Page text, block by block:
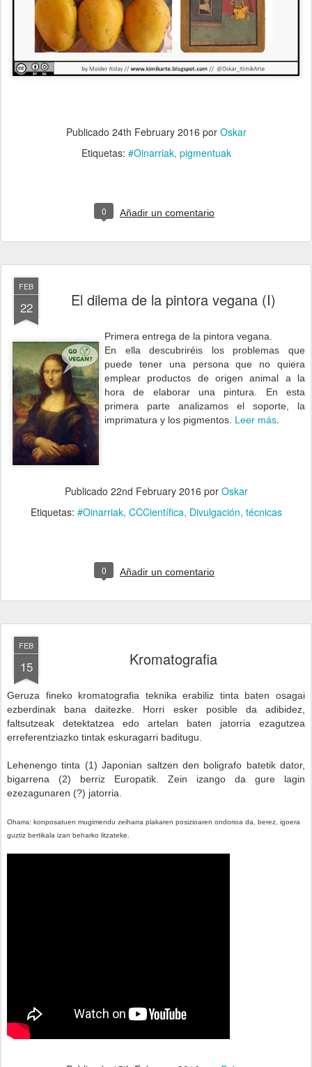
Publicado 24th February 2016 por Oskar
Etiquetas: #Oinarriak pigmentuak
0 Añadir un comentario
FEB
22 El dilema de la pintora vegana (I)
Primera entrega de la pintora vegana.
En ella descubriréis los problemas que
puede tener una persona que no quiera
emplear productos de origen animal a la
hora de elaborar una pintura. En esta
primera parte analizamos el soporte, la
imprimatura y los pigmentos. Leer más
Publicado 22nd February 2016 por Oskar
Etiquetas: #Oinarriak CCCientífica Divulgación técnicas
0 Añadir un comentario
FEB
15 Kromatografia
Geruza fineko kromatografia teknika erabiliz tinta baten osagai
ezberdinak bana daitezke. Horri esker posible da adibidez,
faltsutzeak detektatzea edo artelan baten jatorria ezagutzea
erreferentziazko tintak eskuragarri baditugu.
Lehenengo tinta (1) Japonian saltzen den boligrafo batetik dator,
bigarrena (2) berriz Europatik. Zein izango da gure lagin
ezezagunaren (?) jatorria.
Oharra: konposatuen mugimendu zeiharra plakaren posizioaren ondorioa da, berez, igoera
guztiz bertikala izan beharko litzateke.